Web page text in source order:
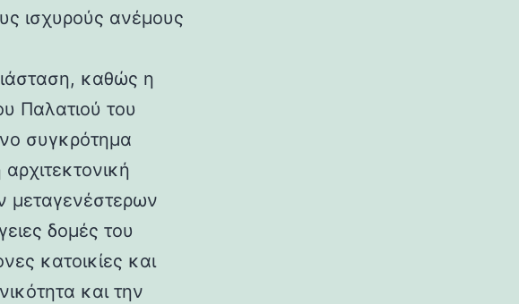
ισχυρούς ανέμους
καθώς η
Παλατιού του
συγκρότημα
μεταγενέστερων
δομές του
κατοικίες και
και την